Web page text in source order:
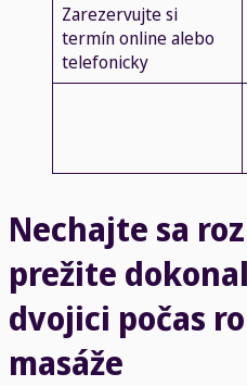
Zarezervujte si
termín online alebo
telefonicky
Nechajte sa
prežite
dvojici počas
masáže